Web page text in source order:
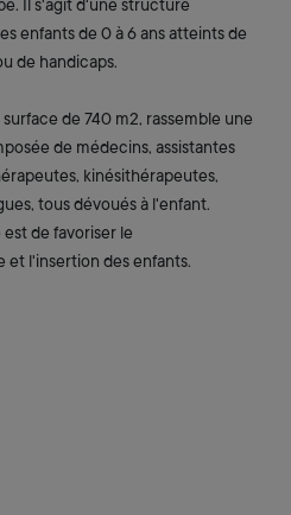
Il s'agit d'une structure
enfants de 0 à 6 ans atteints de
de handicaps.
de 740 m2, rassemble une
de médecins, assistantes
kinésithérapeutes,
tous dévoués à l'enfant.
de favoriser le
l'insertion des enfants.